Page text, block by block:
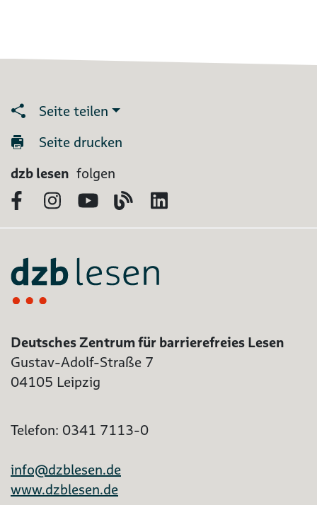
Seite teilen
Seite drucken
dzb lesen folgen
FacebookInstagram
YouTubeBlog
Deutsches Zentrum für barrierefreies Lesen
Gustav-Adolf-Straße 7
04105 Leipzig
Telefon: 0341 7113-0
info@dzblesen.de
www.dzblesen.de